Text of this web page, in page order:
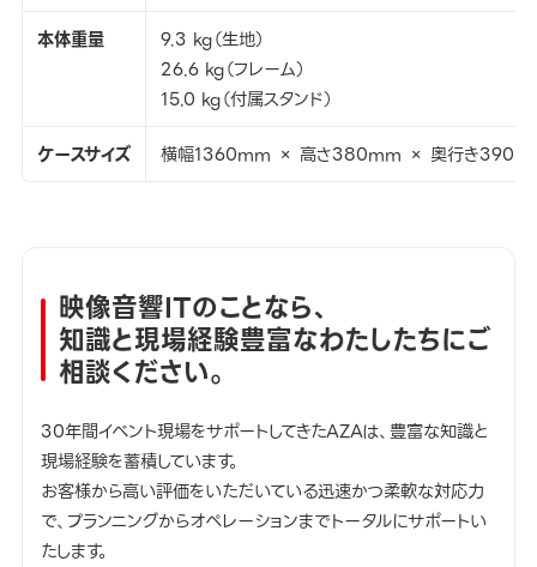
本体重量
9.3 kg（生地）
26.6 kg（フレーム）
15.0 kg（付属スタンド）
ケースサイズ
横幅1360mm × 高さ380mm × 奥行き
映像音響ITのことなら、
知識と現場経験豊富なわたしたちにご
相談ください。
30年間イベント現場をサポートしてきたAZAは、豊富な知識と
現場経験を蓄積しています。
お客様から高い評価をいただいている迅速かつ柔軟な対応力
で、プランニングからオペレーションまでトータルにサポートい
たします。